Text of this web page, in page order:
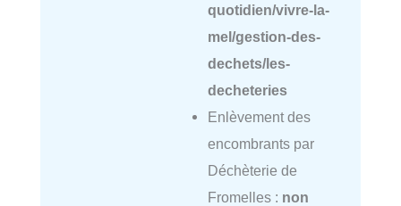
quotidien/vivre-la-
mel/gestion-des-
dechets/les-
decheteries
Enlèvement des
encombrants par
Déchèterie de
Fromelles : non